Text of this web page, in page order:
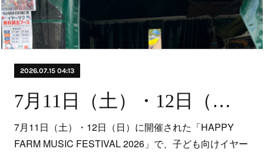
2026.07.15 04:13
7月11日（土）・12日（日）に開催された「HAPPY FARM 2026」で、子ども向けイヤーマフの無料貸出を実施しました。
7月11日（土）・12日（日）に開催された「HAPPY
FARM MUSIC FESTIVAL 2026」で、子ども向けイヤー